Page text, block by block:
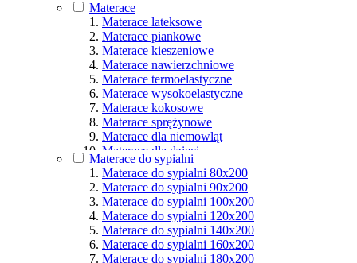
Materace
Materace lateksowe
Materace piankowe
Materace kieszeniowe
Materace nawierzchniowe
Materace termoelastyczne
Materace wysokoelastyczne
Materace kokosowe
Materace sprężynowe
Materace dla niemowląt
Materace dla dzieci
Materace hybrydowe
Materace naturalne
Materace ortopedyczne
Materace multipocket
Materace premium
Materace dla seniorów
Materace dla par
Materace do sypialni
Materace do sypialni 80x200
Materace do sypialni 90x200
Materace do sypialni 100x200
Materace do sypialni 120x200
Materace do sypialni 140x200
Materace do sypialni 160x200
Materace do sypialni 180x200